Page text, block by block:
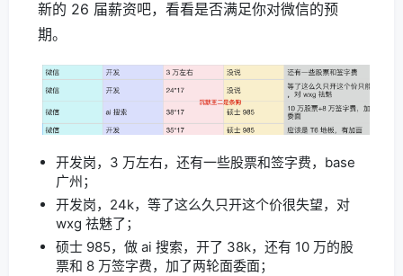
新的 26 届薪资吧，看看是否满足你对微信的预
期。
开发岗，3 万左右，还有一些股票和签字费，base
广州；
开发岗，24k，等了这么久只开这个价很失望，对
wxg 祛魅了；
硕士 985，做 ai 搜索，开了 38k，还有 10 万的股
票和 8 万签字费，加了两轮面委面；